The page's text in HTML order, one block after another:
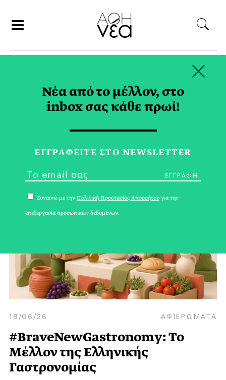
ΓΕΥΣΗ
18/06/26 ΑΦΙΕΡΩΜΑΤΑ
#BraveNewGastronomy: Το
Mέλλον της Eλληνικής
Γαστρονομίας
Νέα από το μέλλον, στο
inbox σας κάθε πρωί!
ΕΓΓPΑΦΕΙΤΕ ΣΤΟ NEWSLETTER
Συναινώ με την Πολιτική Προστασίας Απορρήτου για την
επεξεργασία προσωπικών δεδομένων.
×